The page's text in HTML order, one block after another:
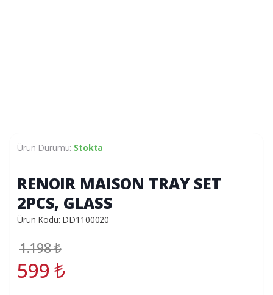
Ürün Durumu: Stokta
RENOIR MAISON TRAY SET
2PCS, GLASS
Ürün Kodu: DD1100020
1.198₺
599₺